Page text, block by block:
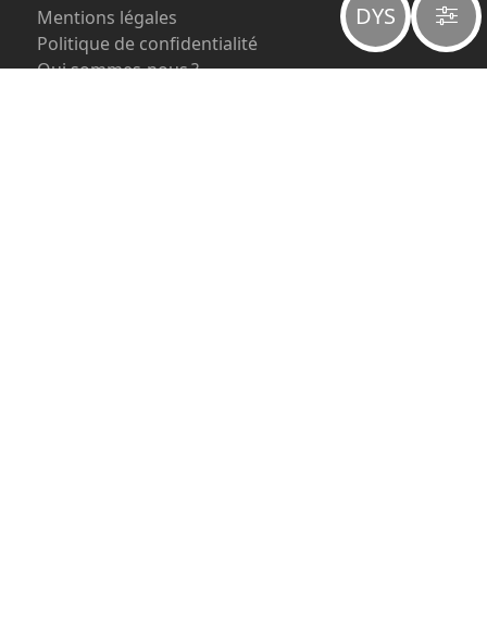
DYS
Mentions légales
Politique de confidentialité
Qui sommes-nous ?